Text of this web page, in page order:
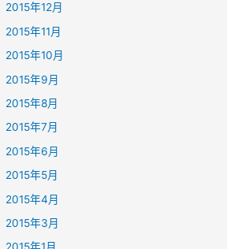
2015年12月
2015年11月
2015年10月
2015年9月
2015年8月
2015年7月
2015年6月
2015年5月
2015年4月
2015年3月